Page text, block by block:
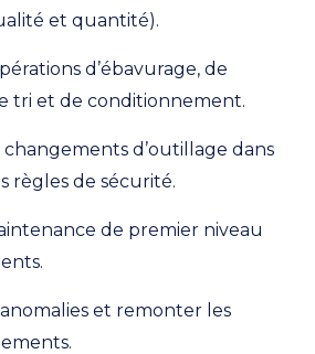
et quantité).
d’ébavurage, de
tri et de conditionnement.
d’outillage dans
règles de sécurité.
de premier niveau
et remonter les